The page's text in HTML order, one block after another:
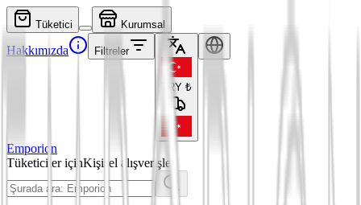
Tüketici Kurumsal
Hakkımızda Filtreler
TRY ₺
Emporion
Tüketiciler içinKişisel alışverişler